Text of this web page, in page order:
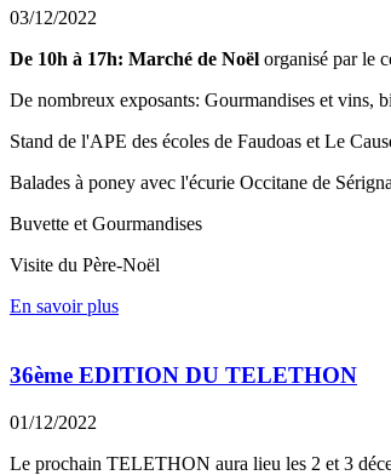
03/12/2022
De 10h à 17h: Marché de Noël organisé par le
De nombreux exposants: Gourmandises et vins,
Stand de l'APE des écoles de Faudoas et Le
Balades à poney avec l'écurie Occitane de
Buvette et Gourmandises
Visite du Père-Noël
En savoir plus
36ème EDITION DU TELETHON
01/12/2022
Le prochain TELETHON aura lieu les 2 et 3